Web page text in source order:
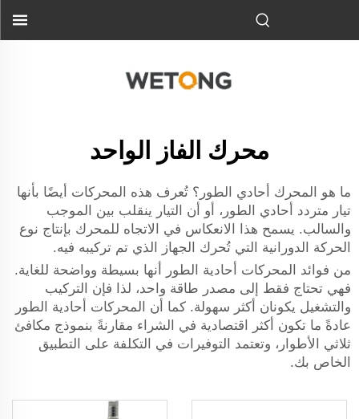
محرك الفاز الواحد
ما هو المحرك أحادي الطور؟ تُعرف هذه المحركات أيضًا بأنها
تيار متردد أحادي الطور، أو أن التيار ينقلب بين الموجب
والسالب. يسمح هذا الانعكاس في الاتجاه للمحرك بإنتاج نوع
الحركة الدورانية التي تُحرك الجهاز الذي تم تركيبه فيه.
من فوائد المحركات أحادية الطور أنها بسيطة وواضحة للغاية.
فهي تحتاج فقط إلى مصدر طاقة واحد، لذا فإن التركيب
والتشغيل يكونان أكثر سهولة. كما أن المحركات أحادية الطور
عادةً ما تكون أكثر اقتصادية في الشراء مقارنةً بنموذج مكافئ
ثلاثي الأطوار، وتعتمد التوفيرات في التكلفة على التطبيق
الخاص بك.